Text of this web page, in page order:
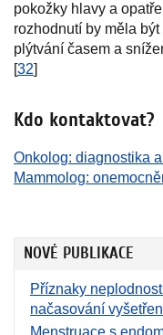
pokožky hlavy a
rozhodnutí by měla
plýtvání časem a
[32]
Kdo kontaktovat?
Onkolog: diagnostika
Mammolog:
NOVÉ PUBLIKACE
Příznaky
načasování
Menstruace s